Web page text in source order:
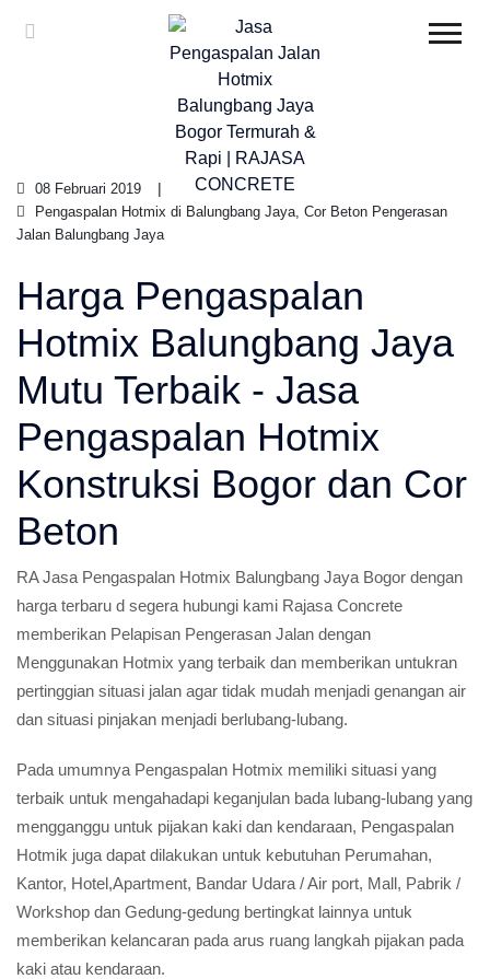
08 Februari 2019
Pengaspalan Hotmix di Balungbang Jaya, Cor Beton Pengerasan
Jalan Balungbang Jaya
Harga Pengaspalan
Hotmix Balungbang Jaya
Mutu Terbaik - Jasa
Pengaspalan Hotmix
Konstruksi Bogor dan Cor
Beton
RA Jasa Pengaspalan Hotmix Balungbang Jaya Bogor dengan
harga terbaru d segera hubungi kami Rajasa Concrete
memberikan Pelapisan Pengerasan Jalan dengan
Menggunakan Hotmix yang terbaik dan memberikan untukran
pertinggian situasi jalan agar tidak mudah menjadi genangan air
dan situasi pinjakan menjadi berlubang-lubang.
Pada umumnya Pengaspalan Hotmix memiliki situasi yang
terbaik untuk mengahadapi keganjulan bada lubang-lubang yang
mengganggu untuk pijakan kaki dan kendaraan, Pengaspalan
Hotmik juga dapat dilakukan untuk kebutuhan Perumahan,
Kantor, Hotel,Apartment, Bandar Udara / Air port, Mall, Pabrik /
Workshop dan Gedung-gedung bertingkat lainnya untuk
memberikan kelancaran pada arus ruang langkah pijakan pada
kaki atau kendaraan.